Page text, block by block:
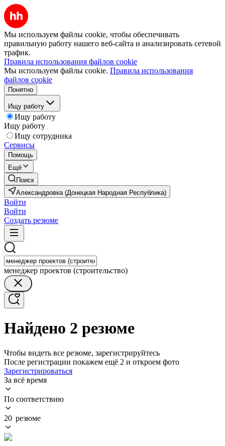
Мы используем файлы cookie, чтобы обеспечивать
правильную работу нашего веб-сайта и анализировать сетевой
трафик.
Правила использования файлов cookie
Мы используем файлы cookie. Правила использования
файлов cookie
Понятно
Ищу работу
Ищу работу
Ищу работу
Ищу сотрудника
Сервисы
Помощь
Ещё
Поиск
Александровка (Донецкая Народная Республика)
Войти
Войти
Создать резюме
менеджер проектов (строительство)
Найдено 2 резюме
Чтобы видеть все резюме, зарегистрируйтесь
После регистрации покажем ещё 2 и откроем фото
Зарегистрироваться
За всё время
По соответствию
20 резюме